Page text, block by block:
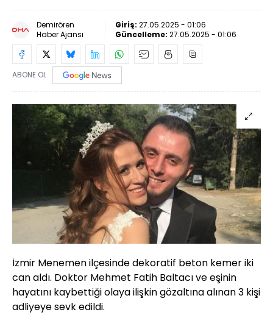
Demirören
Haber Ajansı
Giriş: 27.05.2025 - 01:06
Güncelleme: 27.05.2025 - 01:06
ABONE OL
İzmir Menemen ilçesinde dekoratif beton kemer iki
can aldı. Doktor Mehmet Fatih Baltacı ve eşinin
hayatını kaybettiği olaya ilişkin gözaltına alınan 3 kişi
adliyeye sevk edildi.